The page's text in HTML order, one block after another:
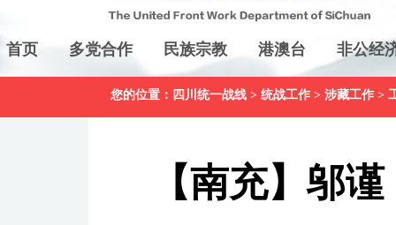
首页 多党合作 民族宗教 港澳台 非公经
您的位置： 四川统一战线 > 统战工作 > 涉藏工作 >
【南充】邬